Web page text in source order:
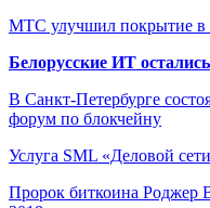
МТС улучшил покрытие в
Белорусские ИТ
В Санкт-Петербурге
форум по блокчейну
Услуга SML «Деловой
Пророк биткоина Роджер